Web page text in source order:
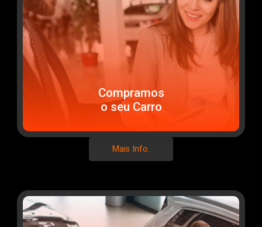
Compramos
o seu Carro
Mais Info.